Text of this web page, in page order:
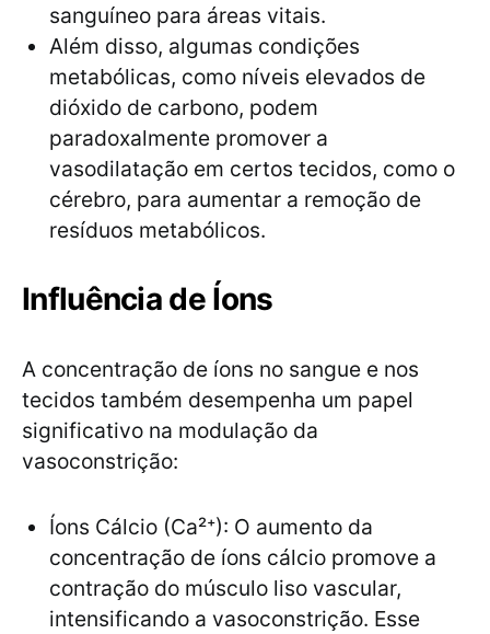
sanguíneo para áreas vitais.
Além disso, algumas condições
metabólicas, como níveis elevados de
dióxido de carbono, podem
paradoxalmente promover a
vasodilatação em certos tecidos, como o
cérebro, para aumentar a remoção de
resíduos metabólicos.
Influência de Íons
A concentração de íons no sangue e nos
tecidos também desempenha um papel
significativo na modulação da
vasoconstrição:
Íons Cálcio (Ca²⁺): O aumento da
concentração de íons cálcio promove a
contração do músculo liso vascular,
intensificando a vasoconstrição. Esse